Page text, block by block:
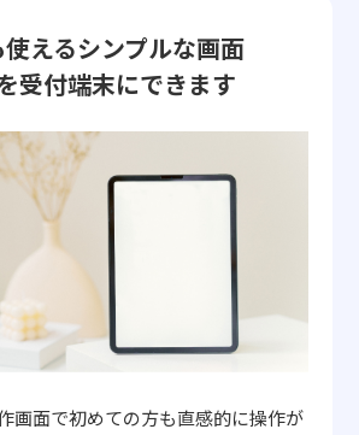
えるシンプルな画面
受付端末にできます
画面で初めての方も直感的に操作が